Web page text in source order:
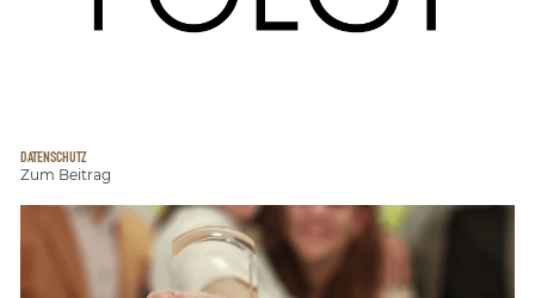
DATENSCHUTZ
Zum Beitrag